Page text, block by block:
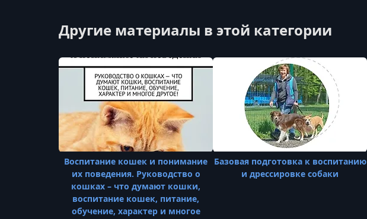
Другие материалы в этой категории
Воспитание кошек и понимание
их поведения. Руководство о
кошках – что думают кошки,
воспитание кошек, питание,
обучение, характер и многое
Базовая подготовка к воспитанию
и дрессировке собаки